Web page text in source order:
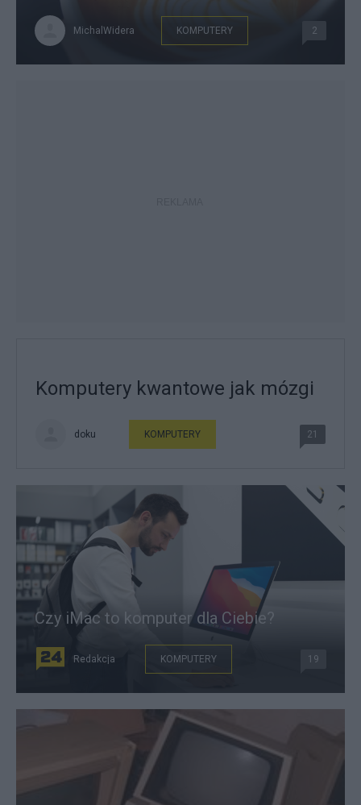
MichalWidera KOMPUTERY 2
Komputery kwantowe jak mózgi
doku KOMPUTERY 21
Czy iMac to komputer dla Ciebie?
Redakcja KOMPUTERY 19